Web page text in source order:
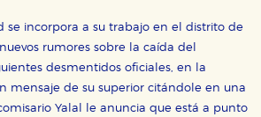
se incorpora a su trabajo en el distrito de
rumores sobre la caída del
desmentidos oficiales, en la
mensaje de su superior citándole en una
Yalal le anuncia que está a punto
DE COOKIES
TODO RECHAZAR TODO